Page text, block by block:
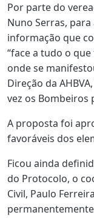
Por parte do
Nuno Serras,
informação que
“face a tudo o
onde se
Direção da
vez os Bombeiros
A proposta foi
favoráveis dos
Ficou ainda
do Protocolo, o
Civil, Paulo
permanentemente